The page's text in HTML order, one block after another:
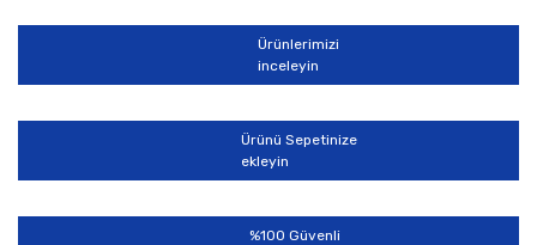
Ürünlerimizi
inceleyin
Ürünü Sepetinize
ekleyin
%100 Güvenli